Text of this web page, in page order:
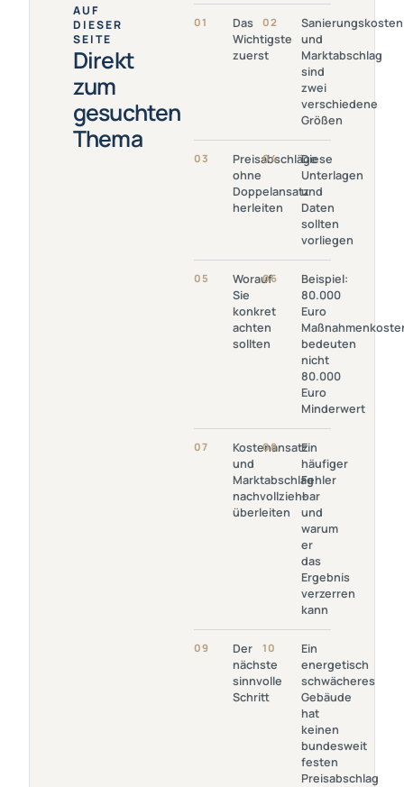
AUF
DIESER
SEITE
Direkt
zum
gesuchten
Thema
01
Das
Wichtigste
zuerst
Öffnen:
Das
Wichtigste
02
Sanierungskosten
und
Marktabschlag
sind
zwei
verschiedene
Größen
Sanierungskosten
Und
Marktabschlag
Sind Zwei
Verschiedene
Größen
03
Preisabschläge
ohne
Doppelansatz
herleiten
Preisabschläge
Ohne
Doppelansatz
Herleiten
04
Diese
Unterlagen
und
Daten
sollten
vorliegen
Öffnen:
Diese
Unterlagen
Und Daten
Sollten
Vorliegen
05
Worauf
Sie
konkret
achten
sollten
Öffnen:
Worauf Sie
Konkret
Achten
Sollten
06
Beispiel:
80.000
Euro
bedeuten
nicht
80.000
Euro
Minderwert
Beispiel: 80.000
Euro
Maßnahmenkosten
Bedeuten Nicht
80.000 Euro
Minderwert
07
Kostenansatz
und
Marktabschlag
nachvollziehbar
überleiten
Kostenansatz
Und
Marktabschlag
Nachvollziehbar
Überleiten
08
Ein
häufiger
Fehler
–
und
warum
er
das
Ergebnis
verzerren
kann
Öffnen: Ein
Häufiger
Fehler –
Und Warum
Er Das
Ergebnis
Verzerren
Kann
09
Der
nächste
sinnvolle
Schritt
Öffnen:
Der
Nächste
Sinnvolle
10
Ein
energetisch
schwächeres
Gebäude
hat
keinen
bundesweit
festen
Preisabschlag
Ein
Energetisch
Schwächeres
Gebäude Hat
Keinen
Bundesweit
Festen
Preisabschlag